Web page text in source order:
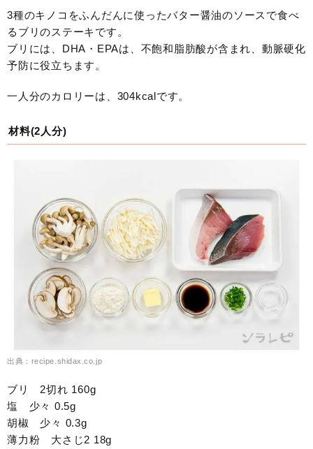
3種のキノコをふんだんに使ったバター醤油のソースで食べ
るブリのステーキです。
ブリには、DHA・EPAは、不飽和脂肪酸が含まれ、動脈硬化
予防に役立ちます。
一人分のカロリーは、304kcalです。
材料(2人分)
出典：recipe.shidax.co.jp
ブリ 2切れ 160g
塩 少々 0.5g
胡椒 少々 0.3g
薄力粉 大さじ2 18g